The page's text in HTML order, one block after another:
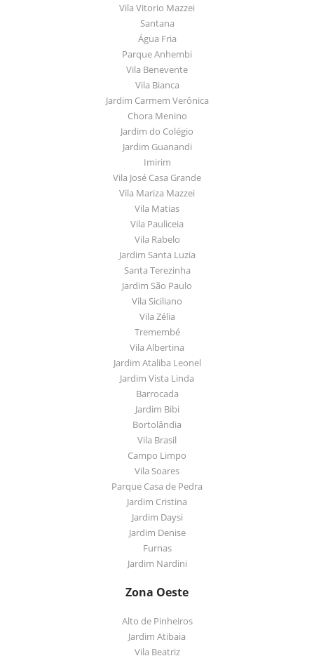
Vila Vitorio Mazzei
Santana
Água Fria
Parque Anhembi
Vila Benevente
Vila Bianca
Jardim Carmem Verônica
Chora Menino
Jardim do Colégio
Jardim Guanandi
Imirim
Vila José Casa Grande
Vila Mariza Mazzei
Vila Matias
Vila Pauliceia
Vila Rabelo
Jardim Santa Luzia
Santa Terezinha
Jardim São Paulo
Vila Siciliano
Vila Zélia
Tremembé
Vila Albertina
Jardim Ataliba Leonel
Jardim Vista Linda
Barrocada
Jardim Bibi
Bortolândia
Vila Brasil
Campo Limpo
Vila Soares
Parque Casa de Pedra
Jardim Cristina
Jardim Daysi
Jardim Denise
Furnas
Jardim Nardini
Zona Oeste
Alto de Pinheiros
Jardim Atibaia
Vila Beatriz